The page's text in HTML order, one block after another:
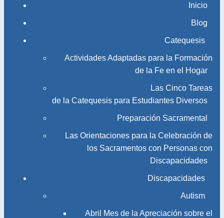
Inicio
Blog
Catequesis
Actividades Adaptadas para la Formación
de la Fe en el Hogar
Las Cinco Tareas
de la Catequesis para Estudiantes Diversos
Preparación Sacramental
Las Orientaciones para la Celebración de
los Sacramentos con Personas con
Discapacidades
Discapacidades
Autism
Abril Mes de la Apreciación sobre el